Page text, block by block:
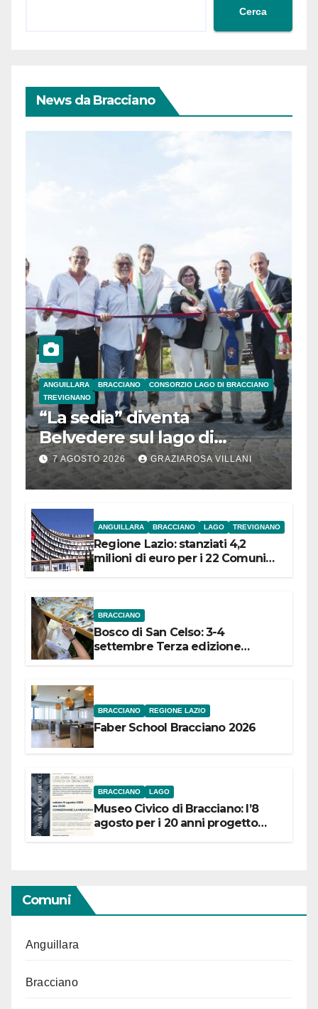
Cerca
News da Bracciano
ANGUILLARA BRACCIANO
CONSORZIO LAGO DI BRACCIANO
TREVIGNANO
“La sedia” diventa
Belvedere sul lago di
Bracciano: ieri
l’inaugurazione
7 AGOSTO 2026 GRAZIAROSA VILLANI
ANGUILLARA BRACCIANO LAGO TREVIGNANO
Regione Lazio: stanziati 4,2
milioni di euro per i 22 Comuni
BRACCIANO
Bosco di San Celso: 3-4
settembre Terza edizione
BRACCIANO REGIONE LAZIO
Faber School Bracciano 2026
BRACCIANO LAGO
Museo Civico di Bracciano: l’8
agosto per i 20 anni progetto
Comuni
Anguillara
Bracciano